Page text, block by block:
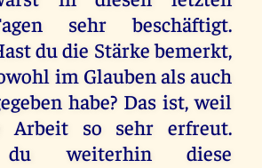
sehr beschäftigt.
du die Stärke bemerkt,
im Glauben als auch
habe? Das ist, weil
Arbeit so sehr erfreut.
du weiterhin diese